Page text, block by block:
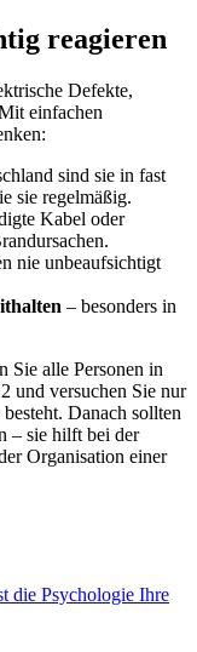
reagieren
Defekte,
einfachen
sind sie in fast
sie regelmäßig.
Kabel oder
nie unbeaufsichtigt
– besonders in
Sie alle Personen in
und versuchen Sie nur
Danach sollten
– sie hilft bei der
Organisation einer
die Psychologie Ihre